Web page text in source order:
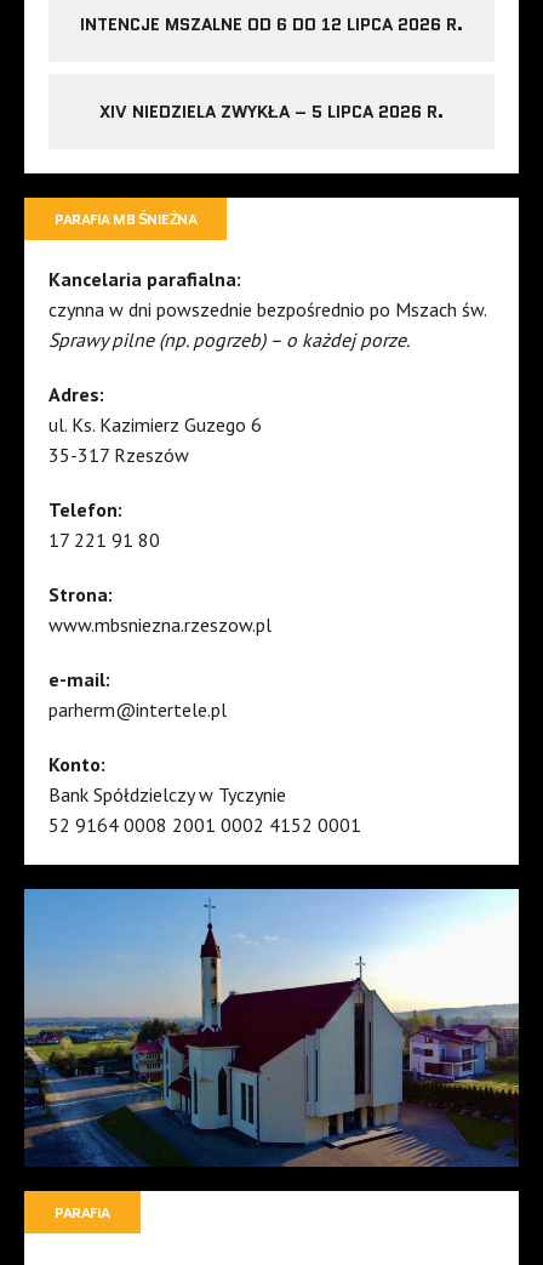
INTENCJE MSZALNE OD 6 DO 12 LIPCA 2026 R.
XIV NIEDZIELA ZWYKŁA – 5 LIPCA 2026 R.
PARAFIA MB ŚNIEŻNA
Kancelaria parafialna:
czynna w dni powszednie bezpośrednio po Mszach św.
Sprawy pilne (np. pogrzeb) – o każdej porze.
Adres:
ul. Ks. Kazimierz Guzego 6
35-317 Rzeszów
Telefon:
17 221 91 80
Strona:
www.mbsniezna.rzeszow.pl
e-mail:
parherm@intertele.pl
Konto:
Bank Spółdzielczy w Tyczynie
52 9164 0008 2001 0002 4152 0001
PARAFIA